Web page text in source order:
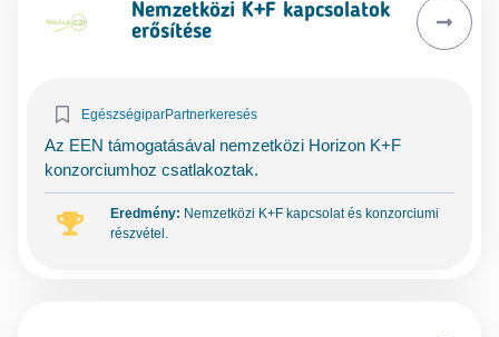
Nemzetközi K+F kapcsolatok
erősítése
EgészségiparPartnerkeresés
Az EEN támogatásával nemzetközi Horizon K+F
konzorciumhoz csatlakoztak.
Eredmény: Nemzetközi K+F kapcsolat és konzorciumi
részvétel.